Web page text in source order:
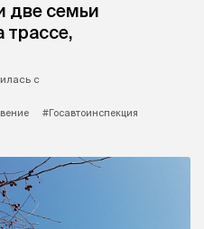
две семьи
трассе,
с
#Госавтоинспекция